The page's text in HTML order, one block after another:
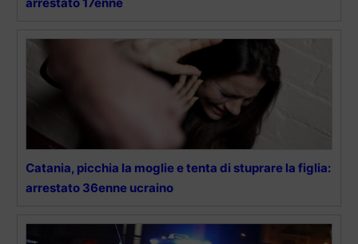
arrestato 17enne
Catania, picchia la moglie e tenta di stuprare la figlia:
arrestato 36enne ucraino